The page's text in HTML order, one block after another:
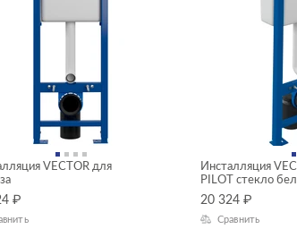
VECTOR для
₽
Инсталляция
PILOT стекло
20 324 ₽
Сравнить